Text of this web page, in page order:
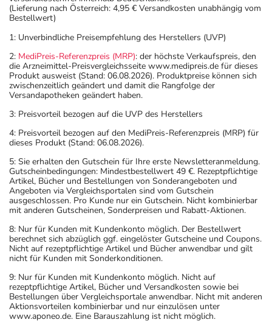
(Lieferung nach Österreich: 4,95 € Versandkosten unabhängig vom
Bestellwert)
1: Unverbindliche Preisempfehlung des Herstellers (UVP)
2: MediPreis-Referenzpreis (MRP): der höchste Verkaufspreis, den
die Arzneimittel-Preisvergleichsseite www.medipreis.de für dieses
Produkt ausweist (Stand: 06.08.2026). Produktpreise können sich
zwischenzeitlich geändert und damit die Rangfolge der
Versandapotheken geändert haben.
3: Preisvorteil bezogen auf die UVP des Herstellers
4: Preisvorteil bezogen auf den MediPreis-Referenzpreis (MRP) für
dieses Produkt (Stand: 06.08.2026).
5: Sie erhalten den Gutschein für Ihre erste Newsletteranmeldung.
Gutscheinbedingungen: Mindestbestellwert 49 €. Rezeptpflichtige
Artikel, Bücher und Bestellungen von Sonderangeboten und
Angeboten via Vergleichsportalen sind vom Gutschein
ausgeschlossen. Pro Kunde nur ein Gutschein. Nicht kombinierbar
mit anderen Gutscheinen, Sonderpreisen und Rabatt-Aktionen.
8: Nur für Kunden mit Kundenkonto möglich. Der Bestellwert
berechnet sich abzüglich ggf. eingelöster Gutscheine und Coupons.
Nicht auf rezeptpflichtige Artikel und Bücher anwendbar und gilt
nicht für Kunden mit Sonderkonditionen.
9: Nur für Kunden mit Kundenkonto möglich. Nicht auf
rezeptpflichtige Artikel, Bücher und Versandkosten sowie bei
Bestellungen über Vergleichsportale anwendbar. Nicht mit anderen
Aktionsvorteilen kombinierbar und nur einzulösen unter
www.aponeo.de. Eine Barauszahlung ist nicht möglich.